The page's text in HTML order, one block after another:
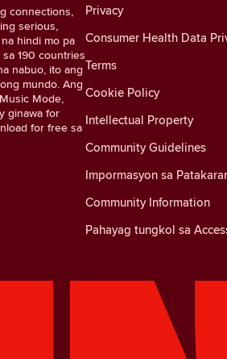
connections,
serious,
hindi mo pa
190 countries
nabuo, ito ang
mundo. Ang
Mode,
ginawa for
for free sa
Privacy
Consumer Health Data
Terms
Cookie Policy
Intellectual Property
Community Guidelines
Impormasyon sa
Community Information
Pahayag tungkol sa